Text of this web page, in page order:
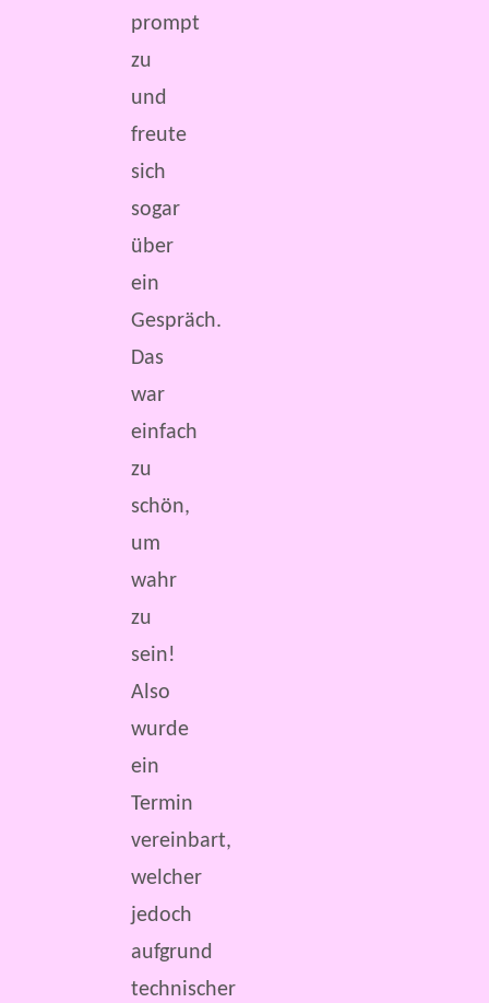
prompt
zu
und
freute
sich
sogar
über
ein
Gespräch.
Das
war
einfach
zu
schön,
um
wahr
zu
sein!
Also
wurde
ein
Termin
vereinbart,
welcher
jedoch
aufgrund
technischer